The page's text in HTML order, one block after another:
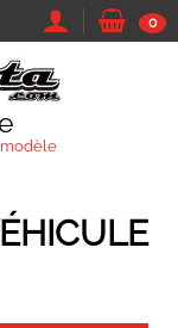
0